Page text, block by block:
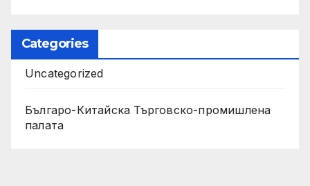
Categories
Uncategorized
Българо-Китайска Търговско-промишлена
палaта